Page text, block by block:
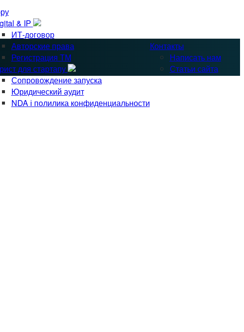
& IP
ИТ-договор
Авторские права
Регистрация ТМ
для стартапу
Сопровождение запуска
Юридический аудит
NDA і полилика конфиденциальности
Контакты
Написать нам
Статьи сайта